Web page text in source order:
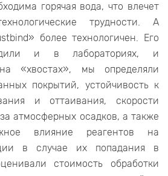
горячая вода, что влечет
трудности. А
более технологичен. Его
и в лабораториях, и
«хвостах», мы определяли
покрытий, устойчивость к
и оттаивания, скорости
атмосферных осадков, а также
влияние реагентов на
в случае их попадания в
стоимость обработки